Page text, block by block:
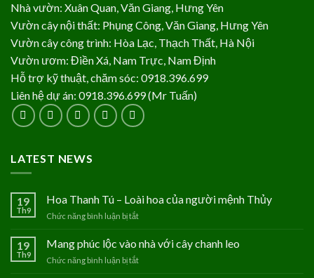
Nhà vườn: Xuân Quan, Văn Giang, Hưng Yên
Vườn cây nội thất: Phụng Công, Văn Giang, Hưng Yên
Vườn cây công trình: Hòa Lạc, Thạch Thất, Hà Nội
Vườn ươm: Điền Xá, Nam Trực, Nam Định
Hỗ trợ kỹ thuật, chăm sóc: 0918.396.699
Liên hệ dự án: 0918.396.699 (Mr Tuấn)
LATEST NEWS
19
Th9
Hoa Thanh Tú – Loài hoa của người mệnh Thủy
Chức năng bình luận bị tắt
Thanh
19
Th9
Mang phúc lộc vào nhà với cây chanh leo
Chức năng bình luận bị tắt